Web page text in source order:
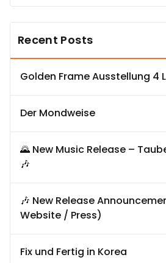
Recent Posts
Golden Frame Ausstellung 4
Der Mondweise
🌄 New Music Release –
🎶
🎶 New Release
Website / Press)
Fix und Fertig in Korea